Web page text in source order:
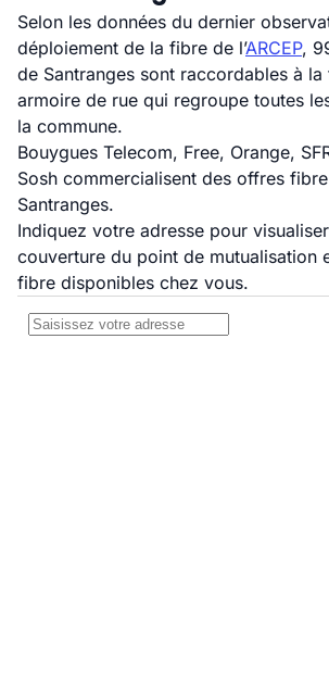
Selon les données du dernier
déploiement de la fibre de l’ARCEP,
de Santranges sont raccordables à la
armoire de rue qui regroupe toutes
la commune.
Bouygues Telecom, Free, Orange,
Sosh commercialisent des offres
Santranges.
Indiquez votre adresse pour
couverture du point de mutualisation
fibre disponibles chez vous.